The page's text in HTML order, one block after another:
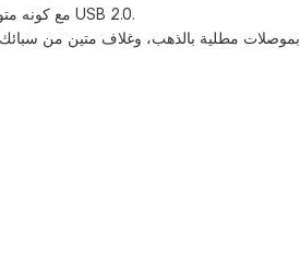
يتميز بموصلات USB 3.2 من النوع C ذكر ويدعم دقة تصل إلى 4K@60Hz، مع كونه متوافقًا مع الإصدارات السابقة من USB 2.0.